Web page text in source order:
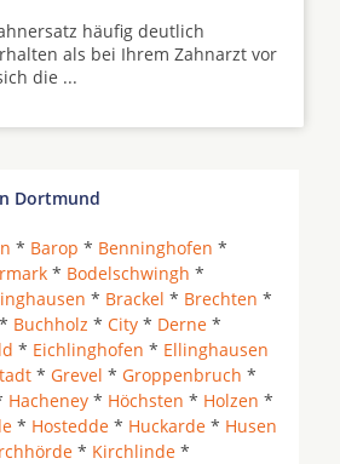
häufig deutlich
als bei Ihrem Zahnarzt vor
die ...
Dortmund
* Barop * Benninghofen *
* Bodelschwingh *
* Brackel * Brechten *
* Buchholz * City * Derne *
* Eichlinghofen * Ellinghausen
* Grevel * Groppenbruch *
Hacheney * Höchsten * Holzen *
* Hostedde * Huckarde * Husen
* Kirchlinde *